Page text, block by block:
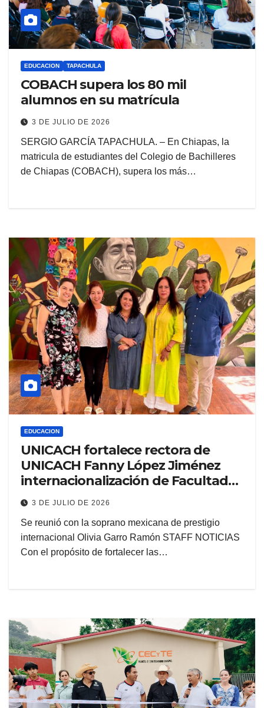
EDUCACION TAPACHULA
COBACH supera los 80 mil
alumnos en su matrícula
3 DE JULIO DE 2026
SERGIO GARCÍA TAPACHULA. – En Chiapas, la
matricula de estudiantes del Colegio de Bachilleres
de Chiapas (COBACH), supera los más…
EDUCACION
UNICACH fortalece rectora de
UNICACH Fanny López Jiménez
internacionalización de Facultad
de Música
3 DE JULIO DE 2026
Se reunió con la soprano mexicana de prestigio
internacional Olivia Garro Ramón STAFF NOTICIAS
Con el propósito de fortalecer las…